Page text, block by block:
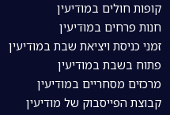
קופות חולים במודיעין
חנות פרחים במודיעין
זמני כניסת ויציאת שבת במודיעין
פתוח בשבת במודיעין
מרכזים מסחריים במודיעין
קבוצת הפייסבוק של מודיעין